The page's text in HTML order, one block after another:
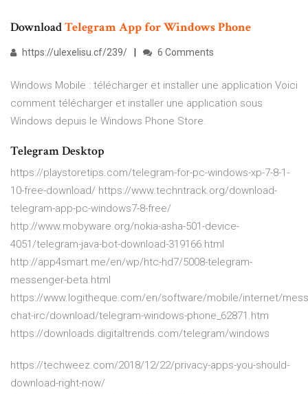
DownloadTelegramAppforWindowsPhone
https://ulexelisu.cf/239/ 6 Comments
Windows Mobile : télécharger et installer une application Voici
comment télécharger et installer une application sous
Windows depuis le Windows Phone Store.
Telegram Desktop
https://playstoretips.com/telegram-for-pc-windows-xp-7-8-1-
10-free-download/ https://www.techntrack.org/download-
telegram-app-pc-windows7-8-free/
http://www.mobyware.org/nokia-asha-501-device-
4051/telegram-java-bot-download-319166.html
http://app4smart.me/en/wp/htc-hd7/5008-telegram-
messenger-beta.html
https://www.logitheque.com/en/software/mobile/internet/
chat-irc/download/telegram-windows-phone_62871.htm
https://downloads.digitaltrends.com/telegram/windows
https://techweez.com/2018/12/22/privacy-apps-you-should-
download-right-now/